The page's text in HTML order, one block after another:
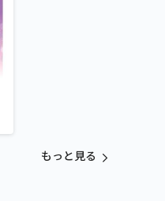
もっと見る